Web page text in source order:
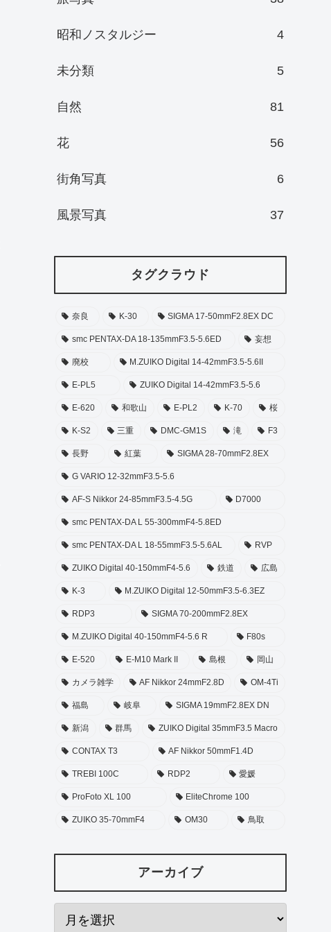
昭和ノスタルジー 4
未分類 5
自然 81
花 56
街角写真 6
風景写真 37
タグクラウド
奈良 K-30 SIGMA 17-50mmF2.8EX DC
smc PENTAX-DA 18-135mmF3.5-5.6ED 妄想
廃校 M.ZUIKO Digital 14-42mmF3.5-5.6II
E-PL5 ZUIKO Digital 14-42mmF3.5-5.6
E-620 和歌山 E-PL2 K-70 桜
K-S2 三重 DMC-GM1S 滝 F3
長野 紅葉 SIGMA 28-70mmF2.8EX
G VARIO 12-32mmF3.5-5.6
AF-S Nikkor 24-85mmF3.5-4.5G D7000
smc PENTAX-DA L 55-300mmF4-5.8ED
smc PENTAX-DA L 18-55mmF3.5-5.6AL RVP
ZUIKO Digital 40-150mmF4-5.6 鉄道 広島
K-3 M.ZUIKO Digital 12-50mmF3.5-6.3EZ
RDP3 SIGMA 70-200mmF2.8EX
M.ZUIKO Digital 40-150mmF4-5.6 R F80s
E-520 E-M10 Mark II 島根 岡山
カメラ雑学 AF Nikkor 24mmF2.8D OM-4Ti
福島 岐阜 SIGMA 19mmF2.8EX DN
新潟 群馬 ZUIKO Digital 35mmF3.5 Macro
CONTAX T3 AF Nikkor 50mmF1.4D
TREBI 100C RDP2 愛媛
ProFoto XL 100 EliteChrome 100
ZUIKO 35-70mmF4 OM30 鳥取
アーカイブ